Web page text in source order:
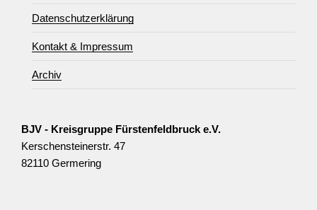
Datenschutzerklärung
Kontakt & Impressum
Archiv
BJV - Kreisgruppe Fürstenfeldbruck e.V.
Kerschensteinerstr. 47
82110 Germering